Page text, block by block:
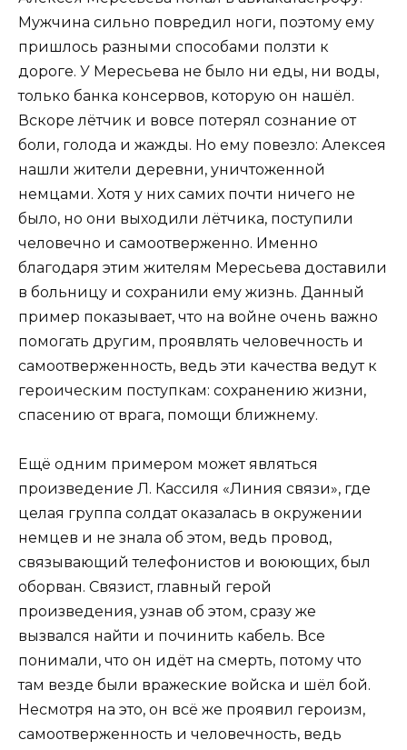
Мужчина сильно повредил ноги, поэтому ему
пришлось разными способами ползти к
дороге. У Мересьева не было ни еды, ни воды,
только банка консервов, которую он нашёл.
Вскоре лётчик и вовсе потерял сознание от
боли, голода и жажды. Но ему повезло: Алексея
нашли жители деревни, уничтоженной
немцами. Хотя у них самих почти ничего не
было, но они выходили лётчика, поступили
человечно и самоотверженно. Именно
благодаря этим жителям Мересьева доставили
в больницу и сохранили ему жизнь. Данный
пример показывает, что на войне очень важно
помогать другим, проявлять человечность и
самоотверженность, ведь эти качества ведут к
героическим поступкам: сохранению жизни,
спасению от врага, помощи ближнему.
Ещё одним примером может являться
произведение Л. Кассиля «Линия связи», где
целая группа солдат оказалась в окружении
немцев и не знала об этом, ведь провод,
связывающий телефонистов и воюющих, был
оборван. Связист, главный герой
произведения, узнав об этом, сразу же
вызвался найти и починить кабель. Все
понимали, что он идёт на смерть, потому что
там везде были вражеские войска и шёл бой.
Несмотря на это, он всё же проявил героизм,
самоотверженность и человечность, ведь